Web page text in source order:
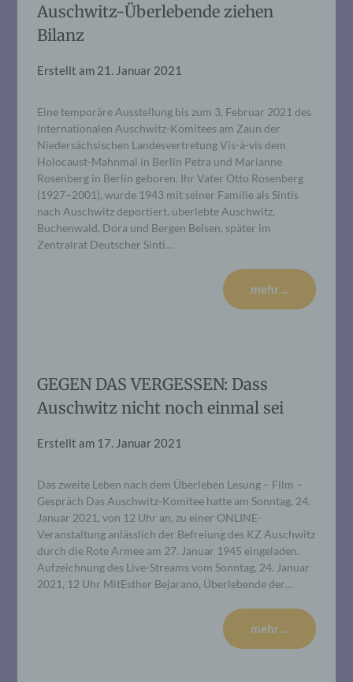
Auschwitz-Überlebende ziehen
Bilanz
Erstellt am 21. Januar 2021
Eine temporäre Ausstellung bis zum 3. Februar 2021 des
Internationalen Auschwitz-Komitees am Zaun der
Niedersächsischen Landesvertretung Vis-à-vis dem
Holocaust-Mahnmal in Berlin Petra und Marianne
Rosenberg in Berlin geboren. Ihr Vater Otto Rosenberg
(1927–2001), wurde 1943 mit seiner Familie als Sintis
nach Auschwitz deportiert, überlebte Auschwitz,
Buchenwald, Dora und Bergen Belsen, später im
Zentralrat Deutscher Sinti…
mehr ...
GEGEN DAS VERGESSEN: Dass
Auschwitz nicht noch einmal sei
Erstellt am 17. Januar 2021
Das zweite Leben nach dem Überleben Lesung – Film –
Gespräch Das Auschwitz-Komitee hatte am Sonntag, 24.
Januar 2021, von 12 Uhr an, zu einer ONLINE-
Veranstaltung anlässlich der Befreiung des KZ Auschwitz
durch die Rote Armee am 27. Januar 1945 eingeladen.
Aufzeichnung des Live-Streams vom Sonntag, 24. Januar
2021, 12 Uhr MitEsther Bejarano, Überlebende der…
mehr ...